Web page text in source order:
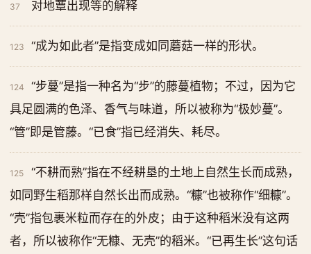
37 对地蕈出现等的解释
123 “成为如此者”是指变成如同蘑菇一样的形状。
124
“步蔓”是指一种名为“步”的藤蔓植物；不过，因为它
具足圆满的色泽、香气与味道，所以被称为“极妙蔓”。
“管”即是管藤。“已食”指已经消失、耗尽。
125
“不耕而熟”指在不经耕垦的土地上自然生长而成熟，
如同野生稻那样自然长出而成熟。“糠”也被称作“细糠”。
“壳”指包裹米粒而存在的外皮；由于这种稻米没有这两
者，所以被称作“无糠、无壳”的稻米。“已再生长”这句话